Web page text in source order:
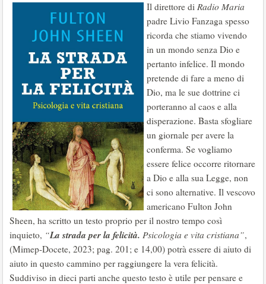
Il direttore di Radio Maria
padre Livio Fanzaga spesso
ricorda che stiamo vivendo
in un mondo senza Dio e
pertanto infelice. Il mondo
pretende di fare a meno di
Dio, ma le sue dottrine ci
porteranno al caos e alla
disperazione. Basta sfogliare
un giornale per avere la
conferma. Se vogliamo
essere felice occorre ritornare
a Dio e alla sua Legge, non
ci sono alternative. Il vescovo
americano Fulton John
Sheen, ha scritto un testo proprio per il nostro tempo così
inquieto, “La strada per la felicità. Psicologia e vita cristiana”,
(Mimep-Docete, 2023; pag. 201; e 14,00) potrà essere di aiuto di
aiuto in questo cammino per raggiungere la vera felicità.
Suddiviso in dieci parti anche questo testo è utile per pensare e